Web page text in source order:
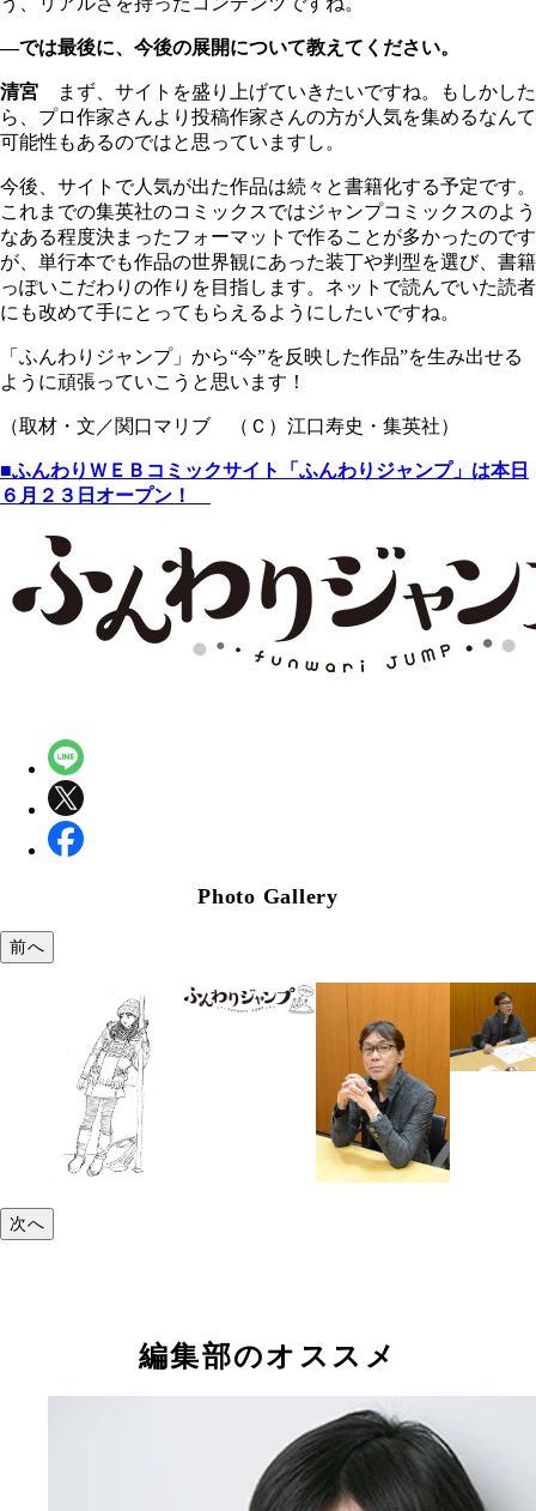
―では最後に、今後の展開について教えてください。
清宮
まず、サイトを盛り上げていきたいですね。もしかした
ら、プロ作家さんより投稿作家さんの方が人気を集めるなんて
可能性もあるのではと思っていますし。
今後、サイトで人気が出た作品は続々と書籍化する予定です。
これまでの集英社のコミックスではジャンプコミックスのよう
なある程度決まったフォーマットで作ることが多かったのです
が、単行本でも作品の世界観にあった装丁や判型を選び、書籍
っぽいこだわりの作りを目指します。ネットで読んでいた読者
にも改めて手にとってもらえるようにしたいですね。
「ふんわりジャンプ」から“今”を反映した作品”を生み出せる
ように頑張っていこうと思います！
（取材・文／関口マリブ （Ｃ）江口寿史・集英社）
■ふんわりＷＥＢコミックサイト「ふんわりジャンプ」は本日
６月２３日オープン！
Photo Gallery
前へ
次へ
編集部のオススメ